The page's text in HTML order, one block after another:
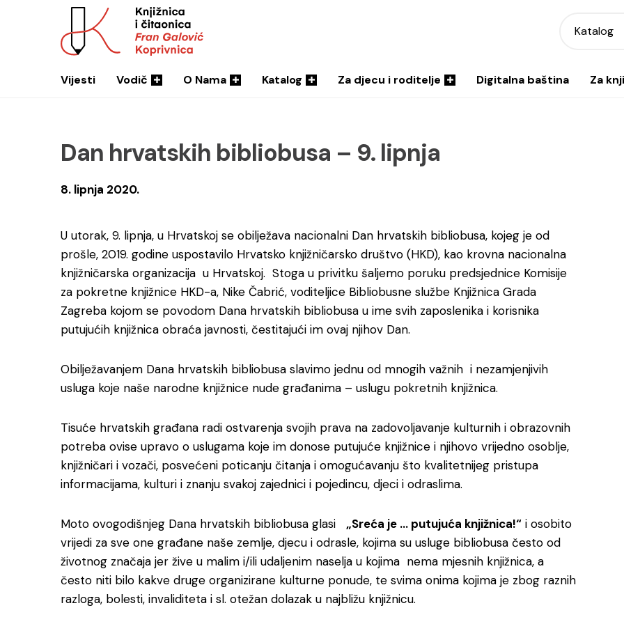
Katalog
Vijesti Vodič O Nama Katalog Za djecu i roditelje Digitalna baština Za
Dan hrvatskih bibliobusa – 9. lipnja
8. lipnja 2020.
U utorak, 9. lipnja, u Hrvatskoj se obilježava nacionalni Dan hrvatskih bibliobusa, kojeg je od
prošle, 2019. godine uspostavilo Hrvatsko knjižničarsko društvo (HKD), kao krovna nacionalna
knjižničarska organizacija u Hrvatskoj. Stoga u privitku šaljemo poruku predsjednice Komisije
za pokretne knjižnice HKD-a, Nike Čabrić, voditeljice Bibliobusne službe Knjižnica Grada
Zagreba kojom se povodom Dana hrvatskih bibliobusa u ime svih zaposlenika i korisnika
putujućih knjižnica obraća javnosti, čestitajući im ovaj njihov Dan.
Obilježavanjem Dana hrvatskih bibliobusa slavimo jednu od mnogih važnih i nezamjenjivih
usluga koje naše narodne knjižnice nude građanima – uslugu pokretnih knjižnica.
Tisuće hrvatskih građana radi ostvarenja svojih prava na zadovoljavanje kulturnih i obrazovnih
potreba ovise upravo o uslugama koje im donose putujuće knjižnice i njihovo vrijedno osoblje,
knjižničari i vozači, posvećeni poticanju čitanja i omogućavanju što kvalitetnijeg pristupa
informacijama, kulturi i znanju svakoj zajednici i pojedincu, djeci i odraslima.
Moto ovogodišnjeg Dana hrvatskih bibliobusa glasi „Sreća je … putujuća knjižnica!“ i osobito
vrijedi za sve one građane naše zemlje, djecu i odrasle, kojima su usluge bibliobusa često od
životnog značaja jer žive u malim i/ili udaljenim naselja u kojima nema mjesnih knjižnica, a
često niti bilo kakve druge organizirane kulturne ponude, te svima onima kojima je zbog raznih
razloga, bolesti, invaliditeta i sl. otežan dolazak u najbližu knjižnicu.